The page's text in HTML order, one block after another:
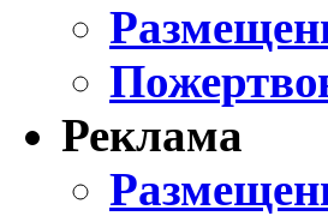
Реклама